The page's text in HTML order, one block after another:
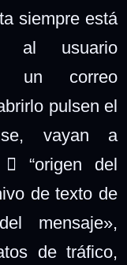
siempre está
al usuario
un correo
pulsen el
vayan a
 “origen del
de texto de
mensaje»,
de tráfico,